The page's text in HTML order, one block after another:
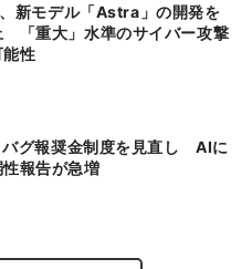
新モデル「Astra」の開発を
「重大」水準のサイバー攻撃
性
グ報奨金制度を見直し AIに
性報告が急増